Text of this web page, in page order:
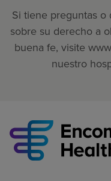
Si tiene preguntas
sobre su derecho a
buena fe, visite
nuestro